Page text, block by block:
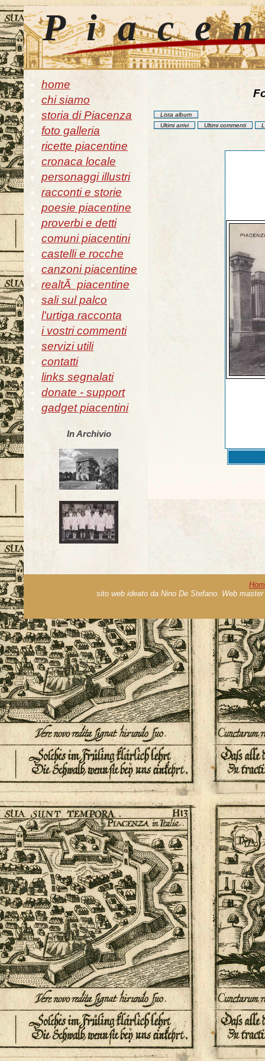
home
chi siamo
storia di Piacenza
foto galleria
ricette piacentine
cronaca locale
personaggi illustri
racconti e storie
poesie piacentine
proverbi e detti
comuni piacentini
castelli e rocche
canzoni piacentine
realtÃ piacentine
sali sul palco
l'urtiga racconta
i vostri commenti
servizi utili
contatti
links segnalati
donate - support
gadget piacentini
In Archivio
Lista album
Ultimi arrivi
Ultimi commenti
sito web ideato da Nino De Stefano. Web